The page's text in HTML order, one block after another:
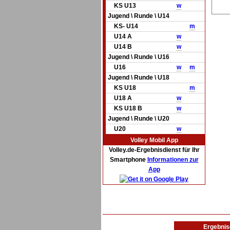
KS U13
w
Jugend \ Runde \ U14
KS- U14
m
U14 A
w
U14 B
w
Jugend \ Runde \ U16
U16
w
m
Jugend \ Runde \ U18
KS U18
m
U18 A
w
KS U18 B
w
Jugend \ Runde \ U20
U20
w
Volley Mobil App
Volley.de-Ergebnisdienst für Ihr
Smartphone Informationen zur
App